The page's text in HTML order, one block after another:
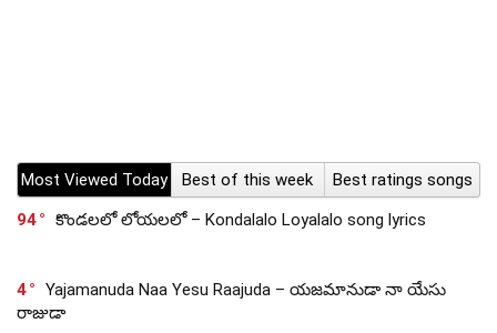
Most Viewed Today Best of this week
Best ratings songs
94
కొండలలో లోయలలో – Kondalalo Loyalalo song lyrics
4
Yajamanuda Naa Yesu Raajuda – యజమానుడా నా యేసు
రాజుడా